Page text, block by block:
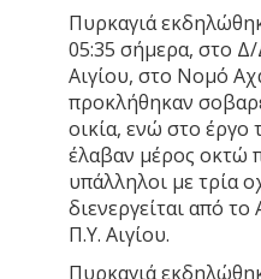
Πυρκαγιά
05:35 σήμερα, στο
Αιγίου, στο Νομό
προκλήθηκαν
οικία, ενώ στο έργο
έλαβαν μέρος οκτώ
υπάλληλοι με τρία
διενεργείται από
Π.Υ. Αιγίου.
Πυρκαγιά